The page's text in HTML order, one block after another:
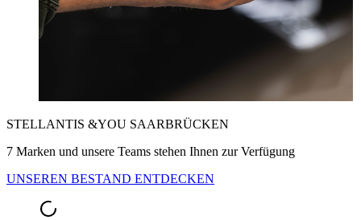
STELLANTIS &YOU SAARBRÜCKEN
7 Marken und unsere Teams stehen Ihnen zur Verfügung
UNSEREN BESTAND ENTDECKEN